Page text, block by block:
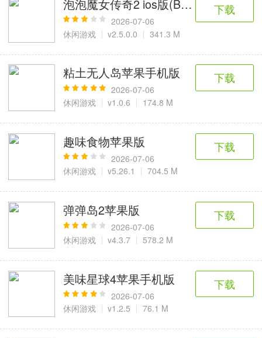
泡泡魔女传奇2 ios版(Bubble Witch 2
2026-07-06
休闲游戏
v2.5.0.0 341.3 M
下载
粘土无人岛苹果手机版
2026-07-06
休闲游戏
v1.0.6 174.8 M
下载
趣味食物苹果版
2026-07-06
休闲游戏
v5.26.1 704.5 M
下载
弹弹岛2苹果版
2026-07-06
休闲游戏
v4.3.7 578.2 M
下载
美味星球4苹果手机版
2026-07-06
休闲游戏
v1.2.5 76.1 M
下载